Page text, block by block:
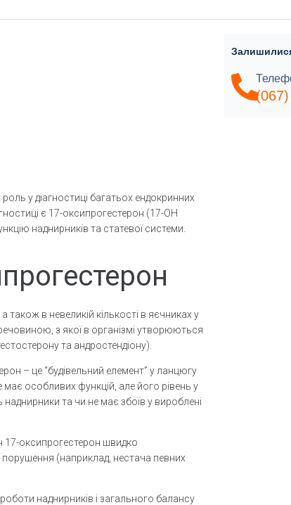
у діагностиці багатьох ендокринних
є 17-оксипрогестерон (17-ОН
наднирників та статевої системи.
в невеликій кількості в яєчниках у
з якої в організмі утворюються
та андростендіону).
– це “будівельний елемент” у ланцюгу
особливих функцій, але його рівень у
та чи не має збоїв у вироблені
17-оксипрогестерон швидко
(наприклад, нестача певних
наднирників і загального балансу